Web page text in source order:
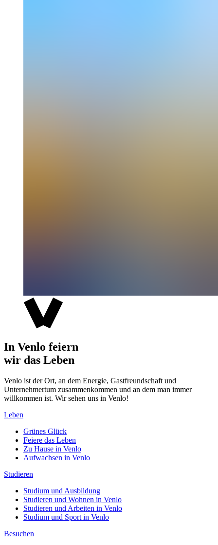
In Venlo feiern
wir das Leben
Venlo ist der Ort, an dem Energie, Gastfreundschaft und
Unternehmertum zusammenkommen und an dem man immer
willkommen ist. Wir sehen uns in Venlo!
Leben
Grünes Glück
Feiere das Leben
Zu Hause in Venlo
Aufwachsen in Venlo
Studieren
Studium und Ausbildung
Studieren und Wohnen in Venlo
Studieren und Arbeiten in Venlo
Studium und Sport in Venlo
Besuchen